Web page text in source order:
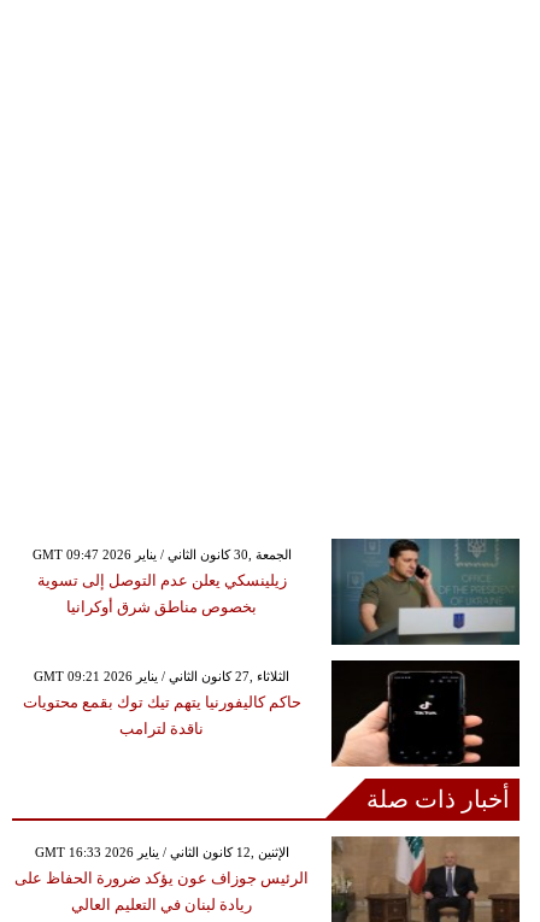
GMT 09:47 2026 الجمعة ,30 كانون الثاني / يناير
زيلينسكي يعلن عدم التوصل إلى تسوية
بخصوص مناطق شرق أوكرانيا
GMT 09:21 2026 الثلاثاء ,27 كانون الثاني / يناير
حاكم كاليفورنيا يتهم تيك توك بقمع محتويات
ناقدة لترامب
أخبار ذات صلة
GMT 16:33 2026 الإثنين ,12 كانون الثاني / يناير
الرئيس جوزاف عون يؤكد ضرورة الحفاظ على
ريادة لبنان في التعليم العالي